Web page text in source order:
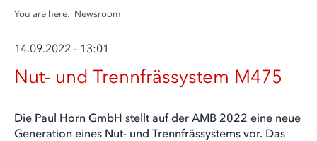
You are here: Newsroom
14.09.2022 - 13:01
Nut- und Trennfrässystem M475
Die Paul Horn GmbH stellt auf der AMB 2022 eine neue
Generation eines Nut- und Trennfrässystems vor. Das